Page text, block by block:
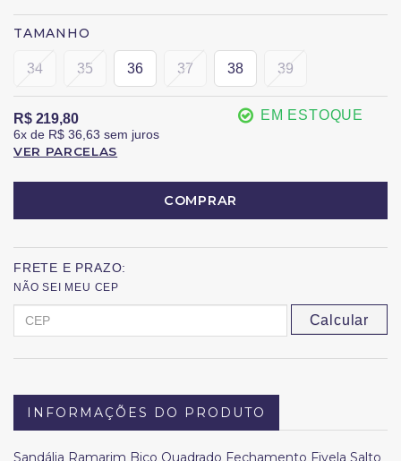
TAMANHO
34 35 36 37 38 39
R$ 219,80
6x de R$ 36,63 sem juros
VER PARCELAS
EM ESTOQUE
COMPRAR
FRETE E PRAZO:
NÃO SEI MEU CEP
Calcular
INFORMAÇÕES DO PRODUTO
Sandália Ramarim Bico Quadrado Fechamento Fivela Salto